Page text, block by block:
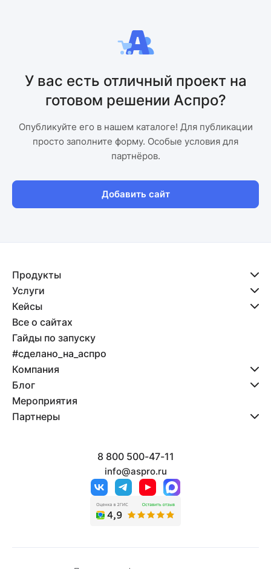
У вас есть отличный проект на
готовом решении Аспро?
Опубликуйте его в нашем каталоге! Для публикации
просто заполните форму. Особые условия для
партнёров.
Добавить сайт
Продукты
Услуги
Кейсы
Все о сайтах
Гайды по запуску
#сделано_на_аспро
Компания
Блог
Мероприятия
Партнеры
8 800 500-47-11
info@aspro.ru